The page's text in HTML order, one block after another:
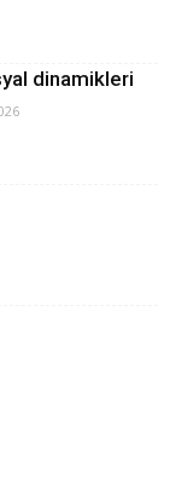
dinamikleri